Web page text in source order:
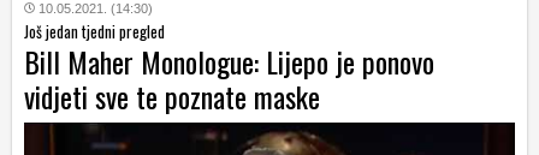
10.05.2021. (14:30)
Još jedan tjedni pregled
Bill Maher Monologue: Lijepo je ponovo
vidjeti sve te poznate maske